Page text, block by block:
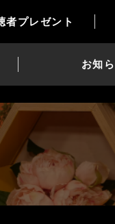
者プレゼント
お知